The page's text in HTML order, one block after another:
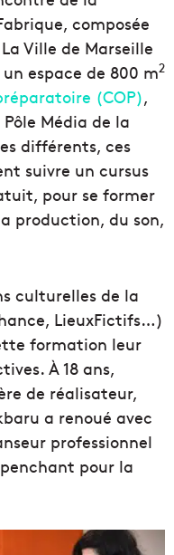
composée
Ville de Marseille
espace de 800 m2
(COP),
Média de la
différents, ces
suivre un cursus
pour se former
production, du son,
culturelles de la
LieuxFictifs…)
formation leur
À 18 ans,
de réalisateur,
a renoué avec
professionnel
pour la